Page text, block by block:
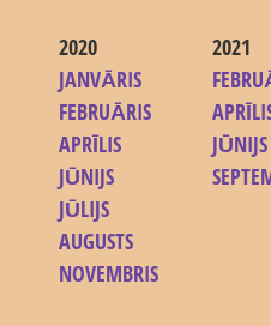
2020
JANVĀRIS
FEBRUĀRIS
APRĪLIS
JŪNIJS
JŪLIJS
AUGUSTS
NOVEMBRIS
2021
JŪNIJS